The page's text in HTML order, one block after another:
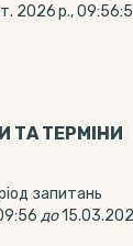
2026 р.,
ТА ТЕРМIНИ
запитань
до